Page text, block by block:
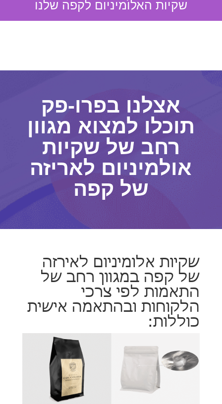
שקיות האלומיניום לקפה שלנו
אצלנו בפרו-פק
תוכלו למצוא מגוון
רחב של שקיות
אולמיניום לאריזה
של קפה
שקיות אלומיניום לאירזה
של קפה במגוון רחב של
התאמות לפי צרכי
הלקוחות ובהתאמה אישית
כוללות: